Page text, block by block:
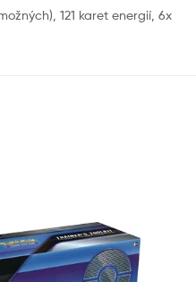
121 karet energií, 6x